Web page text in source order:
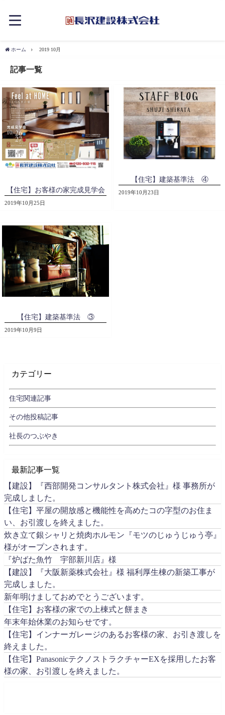
ホーム 2019 10月
記事一覧
【住宅】お客様の家完成見学会
2019年10月25日
【住宅】建築基準法 ④
2019年10月23日
【住宅】建築基準法 ③
2019年10月9日
カテゴリー
住宅関連記事
その他投稿記事
社長のつぶやき
最新記事一覧
【建設】『西部開発コンサルタント株式会社』様 事務所が
完成しました。
【住宅】平屋の開放感と機能性を高めたコの字型のお住ま
い、お引渡しを終えました。
炊き立て銀シャリと焼肉ホルモン『モツのじゅうじゅう亭』
様がオープンされます。
『炉ばた魚竹 宇部新川店』様
【建設】『大阪新薬株式会社』様 福利厚生棟の新築工事が
完成しました。
新年明けましておめでとうございます。
【住宅】お客様の家での上棟式と餅まき
年末年始休業のお知らせです。
【住宅】インナーガレージのあるお客様の家、お引き渡しを
終えました。
【住宅】PanasonicテクノストラクチャーEXを採用したお客
様の家、お引渡しを終えました。